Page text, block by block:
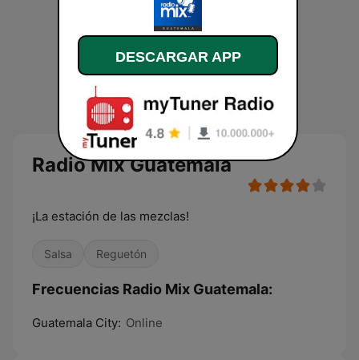
Radio Mix Guatemala
¡La estación de las mezclas!
Salsa Reguetón
Frecuencias Radio Mix Guatemala:
Guatemala City: Online
DESCARGAR APP